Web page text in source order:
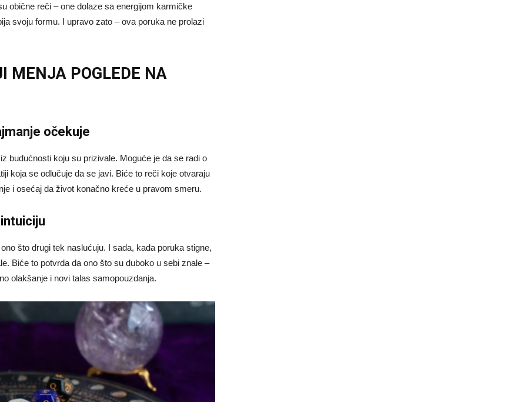
obične reči – one dolaze sa energijom karmičke
svoju formu. I upravo zato – ova poruka ne prolazi
MENJA POGLEDE NA
očekuje
budućnosti koju su prizivale. Moguće je da se radi o
koja se odlučuje da se javi. Biće to reči koje otvaraju
i osećaj da život konačno kreće u pravom smeru.
što drugi tek naslućuju. I sada, kada poruka stigne,
Biće to potvrda da ono što su duboko u sebi znale –
olakšanje i novi talas samopouzdanja.